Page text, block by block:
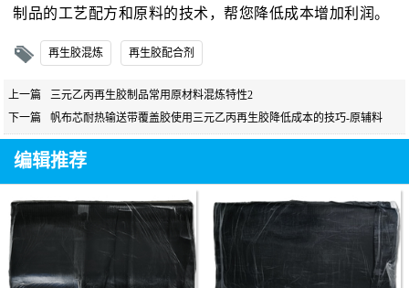
制品的工艺配方和原料的技术，帮您降低成本增加利润。
再生胶混炼 再生胶配合剂
上一篇
三元乙丙再生胶制品常用原材料混炼特性2
下一篇
帆布芯耐热输送带覆盖胶使用三元乙丙再生胶降低成本的技巧-原辅料
编辑推荐